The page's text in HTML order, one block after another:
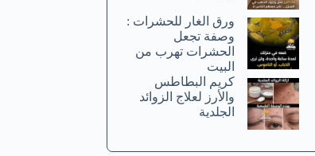
ورق الغار للحشرات :
وصفة تجعل
الحشرات تهرب من
البيت
كريم البطاطس
والأرز لعلاج الزوائد
الجلدية